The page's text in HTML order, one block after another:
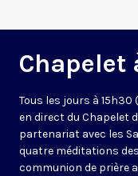
Chapelet
Tous les jours à
en direct du Chapelet
partenariat avec les
quatre méditations
communion de prière